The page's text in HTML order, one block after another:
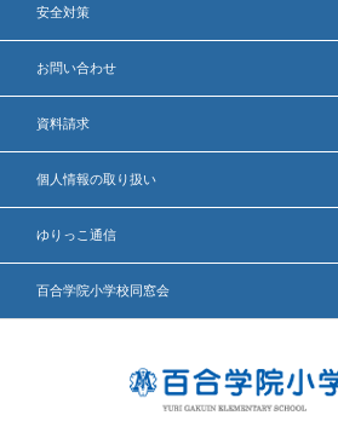
安全対策
お問い合わせ
資料請求
個人情報の取り扱い
ゆりっこ通信
百合学院小学校同窓会